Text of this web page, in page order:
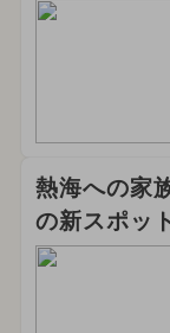
熱海への家
の新スポッ